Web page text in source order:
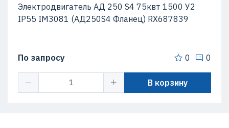
Электродвигатель АД 250 S4 75квт 1500 У2
IP55 IM3081 (АД250S4 Фланец) RX687839
По запросу 0 0
В корзину